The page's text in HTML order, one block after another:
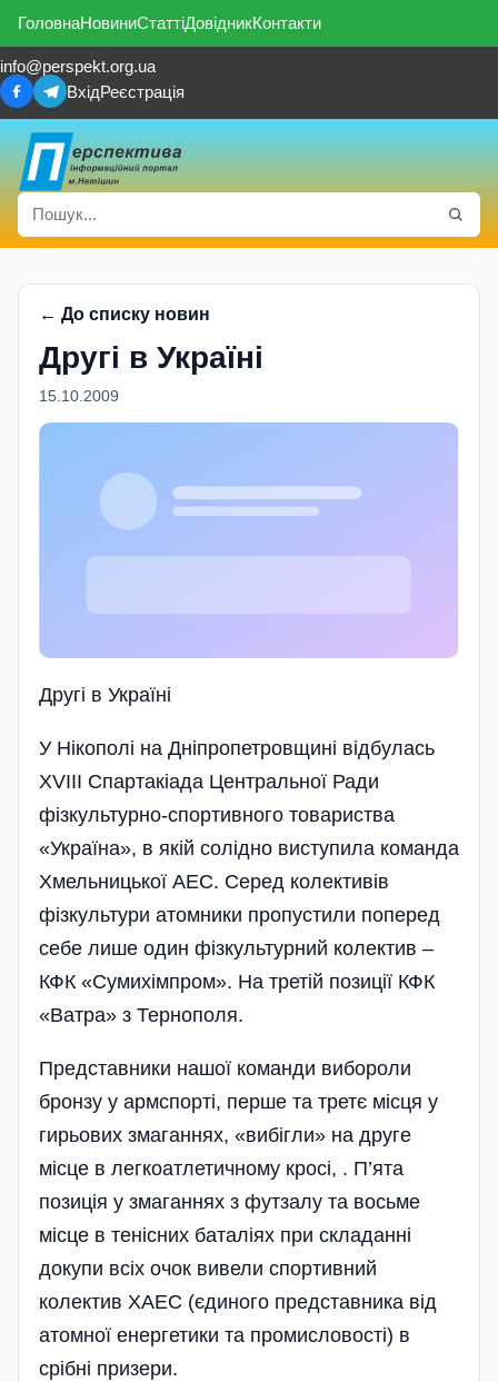
ГоловнаНовиниСтаттіДовідникКонтакти
info@perspekt.org.ua
ВхідРеєстрація
← До списку новин
Другі в Україні
15.10.2009
Другі в Україні
У Нікополі на Дніпропетровщині відбулась
XVIII Спартакіада Центральної Ради
фізкультурно-спортивного товариства
«Україна», в якій солідно виступила команда
Хмельницької АЕС. Серед колективів
фізкультури атомники пропустили поперед
себе лише один фізкультурний колектив –
КФК «Сумихімпром». На третій позиції КФК
«Ватра» з Тернополя.
Представники нашої команди вибороли
бронзу у армспорті, перше та третє місця у
гирьових змаганнях, «вибігли» на друге
місце в легкоатлетичному кросі, . П’ята
позиція у змаганнях з футзалу та восьме
місце в тенісних баталіях при складанні
докупи всіх очок вивели спортивний
колектив ХАЕС (єдиного представника від
атомної енергетики та промисловості) в
срібні призери.